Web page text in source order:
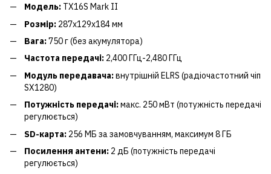
Модель: TX16S Mark II
Розмір: 287x129x184 мм
Вага:750 г (без акумулятора)
Частота передачі: 2,400 ГГц-2,480 ГГц
Модуль передавача:внутрішній ELRS (радіочастотний чіп
SX1280)
Потужність передачі:макс. 250 мВт (потужність передачі
регулюється)
SD-карта: 256 МБ за замовчуванням, максимум 8 ГБ
Посилення антени: 2 дБ (потужність передачі
регулюється)